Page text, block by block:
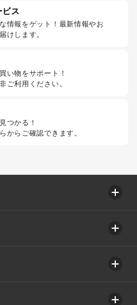
ビス
情報をゲット！最新情報やお
けします。
い物をサポート！
ご利用ください。
つかる！
からご確認できます。